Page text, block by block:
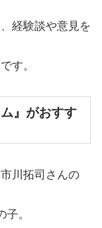
経験談や意見を
す。
』がおすす
川拓司さんの
。